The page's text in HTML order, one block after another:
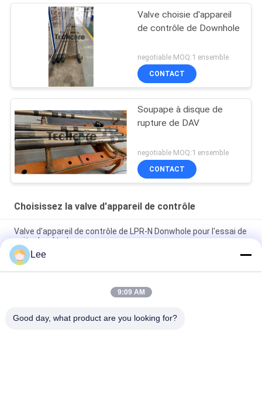
Valve choisie d'appareil
de contrôle de Downhole
negotiable MOQ:1 ensemble
CONTACT
Soupape à disque de
rupture de DAV
negotiable MOQ:1 ensemble
CONTACT
Choisissez la valve d'appareil de contrôle
Valve d'appareil de contrôle de LPR-N Donwhole pour l'essai de
puits de pétrole
Valve choisie d'appareil de contrôle de Downhole d'acier allié
pour l'essai de tige de perceuse
Valve de essai 15000psi OD 127.5mm de Downhole de tige de
Lee
9:09 AM
Good day, what product are you looking for?